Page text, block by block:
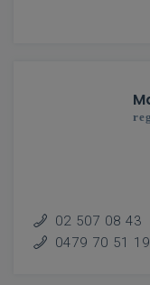
02 507 08 43
0479 70 51 19